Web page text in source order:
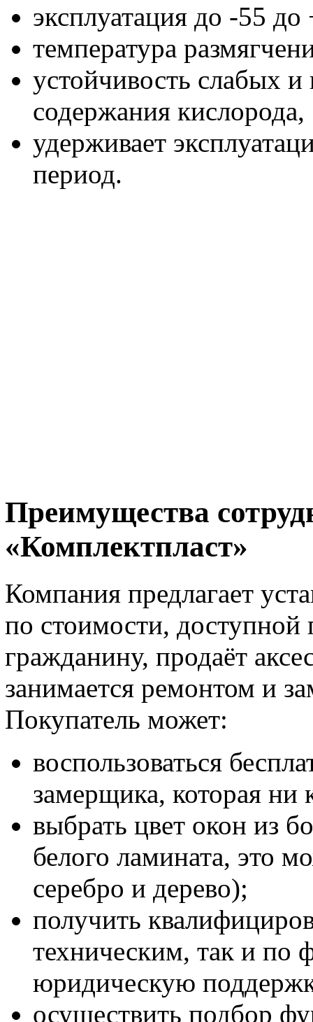
эксплуатация до -55 до
температура
устойчивость слабых
содержания кислорода,
удерживает
период.
Преимущества
«Комплектпласт»
Компания предлагает
по стоимости, доступной
гражданину, продаёт
занимается ремонтом и
Покупатель может:
воспользоваться
замерщика, которая ни
выбрать цвет окон из
белого ламината, это
серебро и дерево);
получить
техническим, так и по
юридическую
осуществить подбор